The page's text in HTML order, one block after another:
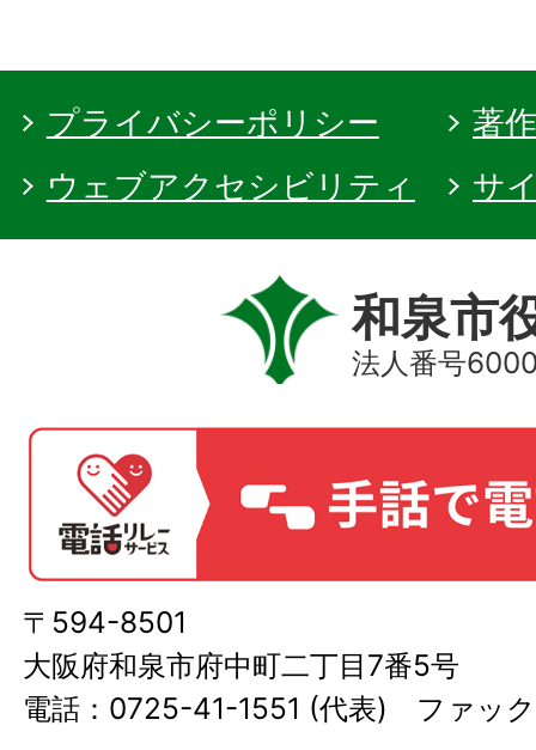
プライバシーポリシー
著
ウェブアクセシビリティ
サ
和泉市
法人番号
〒594-8501
大阪府和泉市府中町二丁目7番5号
電話：0725-41-1551 (代表) ファッ